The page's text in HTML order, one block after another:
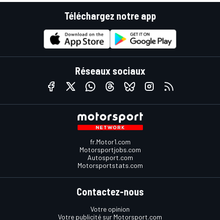
Téléchargez notre app
Réseaux sociaux
fr.Motor1.com
Motorsportjobs.com
Autosport.com
Motorsportstats.com
Contactez-nous
Votre opinion
Votre publicité sur Motorsport.com